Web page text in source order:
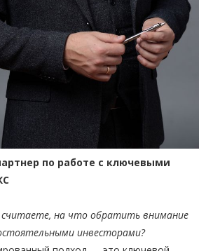
по работе с ключевыми
на что обратить внимание
инвесторами?